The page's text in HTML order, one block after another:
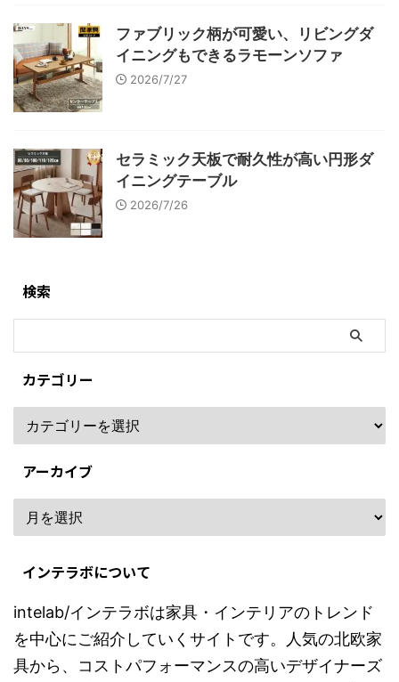
ファブリック柄が可愛い、リビングダ
イニングもできるラモーンソファ
2026/7/27
セラミック天板で耐久性が高い円形ダ
イニングテーブル
2026/7/26
検索
カテゴリー
アーカイブ
インテラボについて
intelab/インテラボは家具・インテリアのトレンド
を中心にご紹介していくサイトです。人気の北欧家
具から、コストパフォーマンスの高いデザイナーズ